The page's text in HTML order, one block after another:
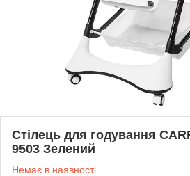
Стілець для годування
9503 Зелений
Немає в наявності